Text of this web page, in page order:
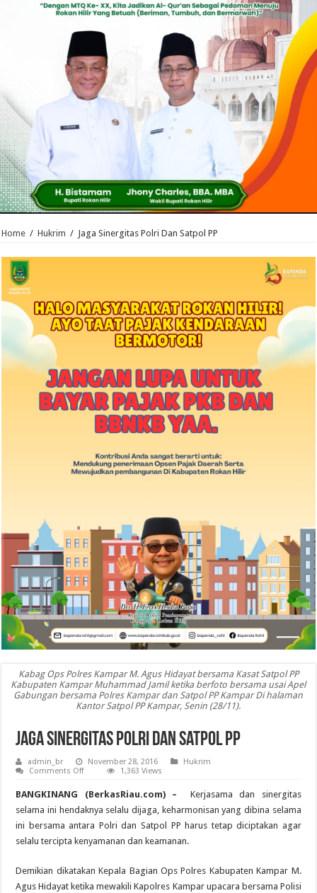
Home / Hukrim / Jaga Sinergitas Polri Dan Satpol PP
Kabag Ops Polres Kampar M. Agus Hidayat bersama Kasat Satpol PP
Kabupaten Kampar Muhammad Jamil ketika berfoto bersama usai Apel
Gabungan bersama Polres Kampar dan Satpol PP Kampar Di halaman
Kantor Satpol PP Kampar, Senin (28/11).
Jaga Sinergitas Polri Dan Satpol PP
admin_br November 28, 2016
Hukrim
Comments Offon
Sinergitas
Polri
Dan
Satpol
PP
1,363 Views
BANGKINANG (BerkasRiau.com) – Kerjasama dan sinergitas
selama ini hendaknya selalu dijaga, keharmonisan yang dibina selama
ini bersama antara Polri dan Satpol PP harus tetap diciptakan agar
selalu tercipta kenyamanan dan keamanan.
Demikian dikatakan Kepala Bagian Ops Polres Kabupaten Kampar M.
Agus Hidayat ketika mewakili Kapolres Kampar upacara bersama Polisi